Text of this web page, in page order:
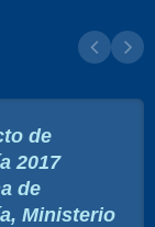
de
2017
de
Ministerio